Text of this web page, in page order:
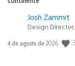
Josh Zammit
Design Director,
Fecha
4 de agosto de 2026 3